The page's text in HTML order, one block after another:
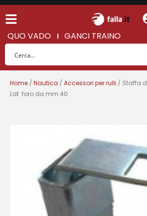
QUO VADO GANCI TRAINO
Home / Nautica / Accessori per rulli / Staffa
Lat. foro da mm.40